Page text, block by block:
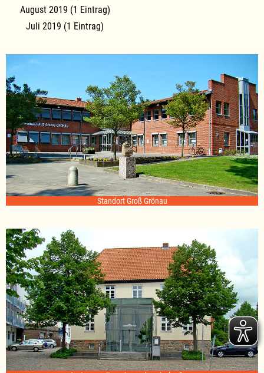
August 2019 (1 Eintrag)
Juli 2019 (1 Eintrag)
Standort Groß Grönau